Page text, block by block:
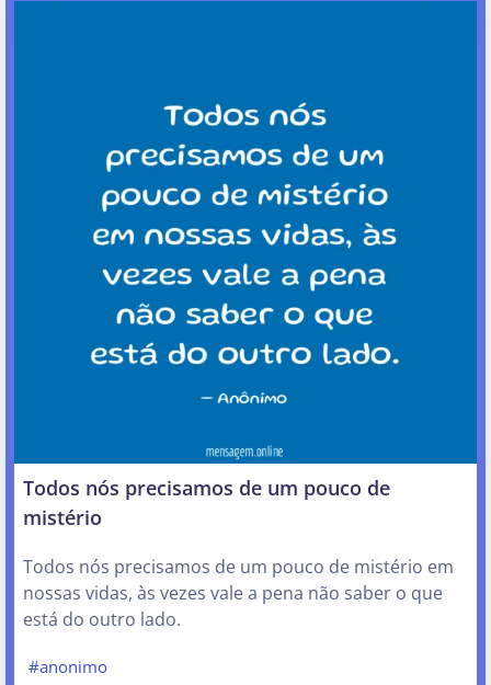
Todos nós precisamos de um pouco de
mistério
Todos nós precisamos de um pouco de mistério em
nossas vidas, às vezes vale a pena não saber o que
está do outro lado.
#anonimo